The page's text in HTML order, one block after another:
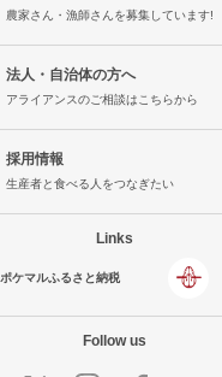
農家さん・漁師さんを募集しています!
法人・自治体の方へ
アライアンスのご相談はこちらから
採用情報
生産者と食べる人をつなぎたい
Links
ポケマルふるさと納税
Follow us